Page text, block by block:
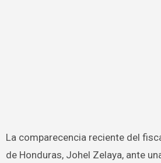
La comparecencia reciente del fiscal general suspendido
de Honduras, Johel Zelaya, ante